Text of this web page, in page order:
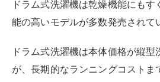
アプリ連
可能。外出先から運転
例えば洗剤自動投入機能では、洗